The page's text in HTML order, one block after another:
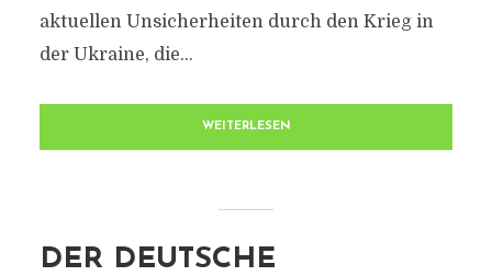
aktuellen Unsicherheiten durch den Krieg in
der Ukraine, die...
WEITERLESEN
DER DEUTSCHE